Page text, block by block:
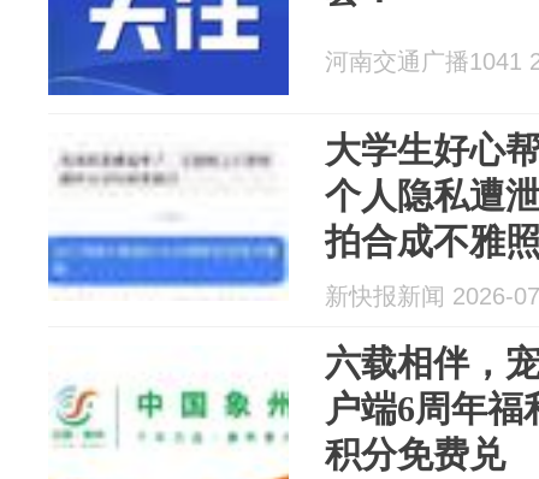
河南交通广播1041
大学生好心
个人隐私遭
拍合成不雅
新快报新闻 2026-
六载相伴，
户端6周年
积分免费兑